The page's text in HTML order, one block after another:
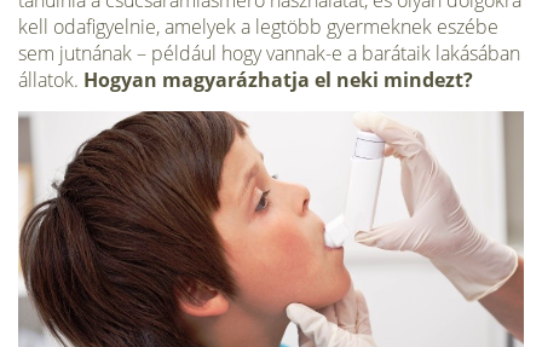
kell odafigyelnie, amelyek a legtöbb gyermeknek eszébe
sem jutnának – például hogy vannak-e a ba­rátaik lakásában
állatok. Hogyan magyarázhatja el neki mindezt?